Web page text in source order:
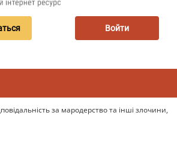
Войти
за мародерство та інші злочини,